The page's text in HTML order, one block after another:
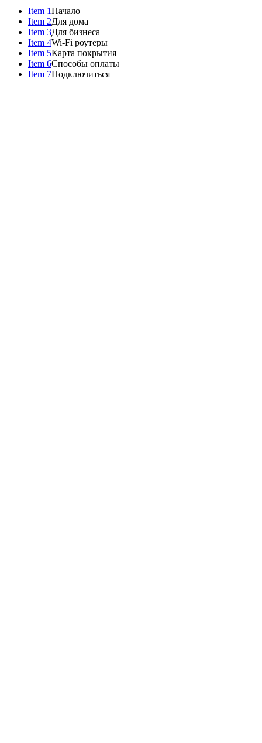
Item 1Начало
Item 2Для дома
Item 3Для бизнеса
Item 4Wi-Fi роутеры
Item 5Карта покрытия
Item 6Способы оплаты
Item 7Подключиться